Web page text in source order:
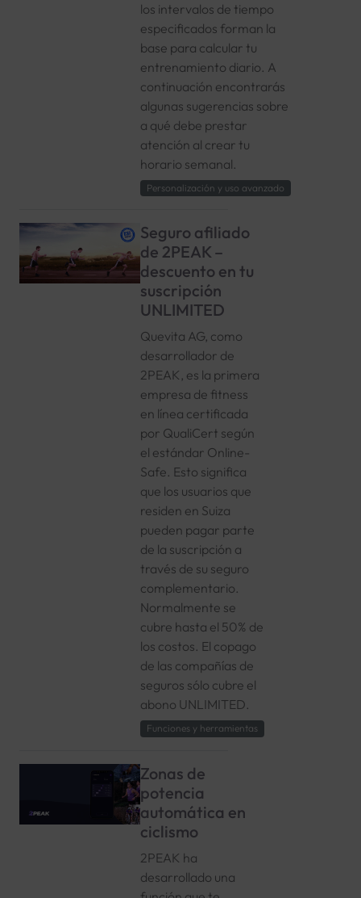
los intervalos de tiempo
especificados forman la
base para calcular tu
entrenamiento diario. A
continuación encontrarás
algunas sugerencias sobre
a qué debe prestar
atención al crear tu
horario semanal.
Personalización y uso avanzado
Seguro afiliado
de 2PEAK –
descuento en tu
suscripción
UNLIMITED
Quevita AG, como
desarrollador de
2PEAK, es la primera
empresa de fitness
en línea certificada
por QualiCert según
el estándar Online-
Safe. Esto significa
que los usuarios que
residen en Suiza
pueden pagar parte
de la suscripción a
través de su seguro
complementario.
Normalmente se
cubre hasta el 50% de
los costos. El copago
de las compañías de
seguros sólo cubre el
abono UNLIMITED.
Funciones y herramientas
Zonas de
potencia
automática en
ciclismo
2PEAK ha
desarrollado una